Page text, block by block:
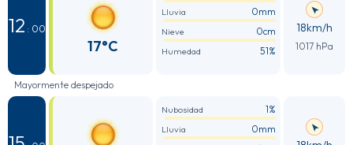
12 : 00
17°C
Lluvia 0mm
Nieve 0cm
Humedad 51%
18km/h
1017 hPa
Mayormente despejado
Nubosidad 1%
Lluvia 0mm